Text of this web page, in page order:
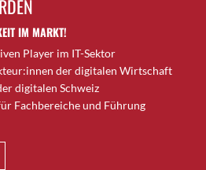
IM MARKT!
Player im IT-Sektor
der digitalen Wirtschaft
digitalen Schweiz
Fachbereiche und Führung